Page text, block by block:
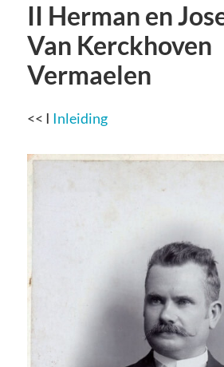
II Herman en
Van Kerckhoven
Vermaelen
<< I Inleiding